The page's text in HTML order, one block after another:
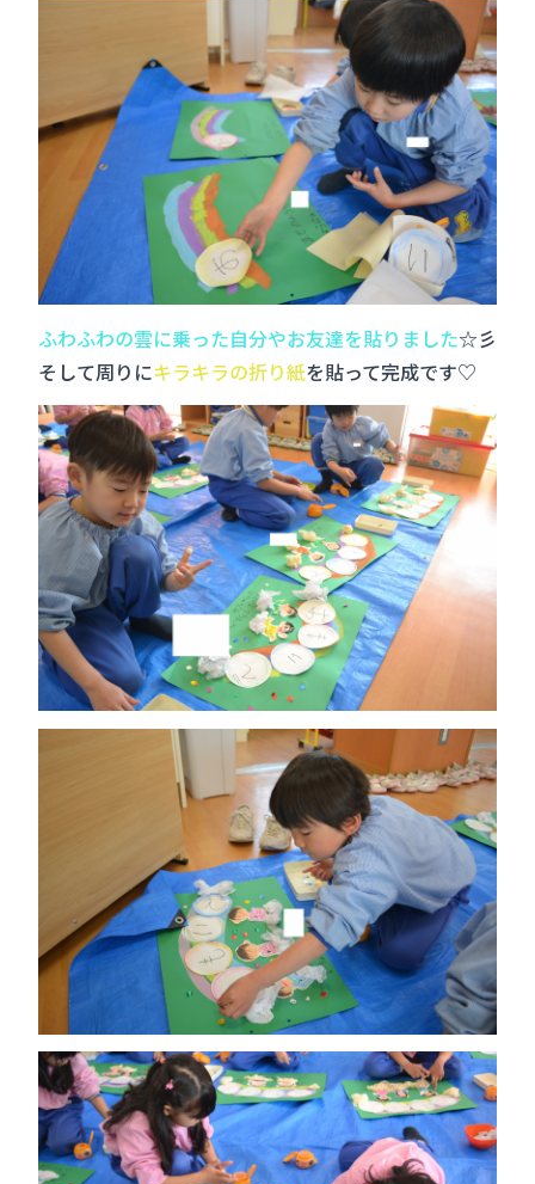
ふわふわの雲に乗った自分やお友達を貼りました☆彡
そして周りにキラキラの折り紙を貼って完成です♡